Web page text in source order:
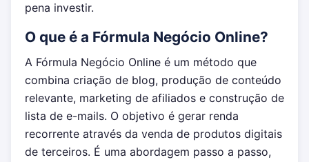
pena investir.
O que é a Fórmula Negócio Online?
A Fórmula Negócio Online é um método que
combina criação de blog, produção de conteúdo
relevante, marketing de afiliados e construção de
lista de e-mails. O objetivo é gerar renda
recorrente através da venda de produtos digitais
de terceiros. É uma abordagem passo a passo,